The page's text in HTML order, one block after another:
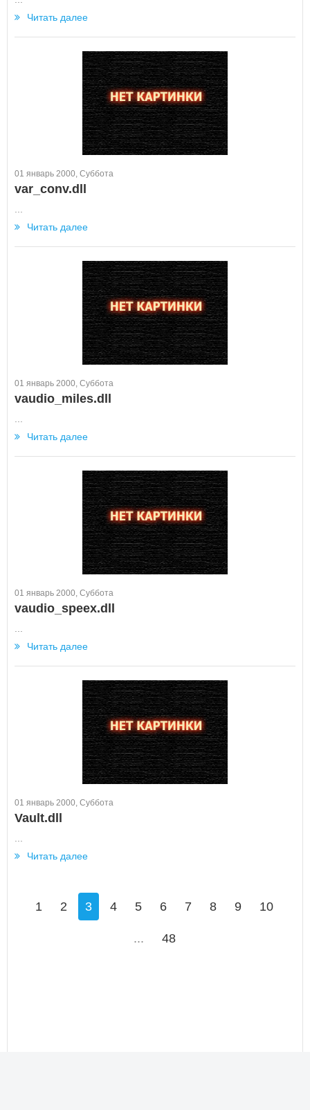
Читать далее
01 январь 2000, Суббота
var_conv.dll
Читать далее
01 январь 2000, Суббота
vaudio_miles.dll
Читать далее
01 январь 2000, Суббота
vaudio_speex.dll
Читать далее
01 январь 2000, Суббота
Vault.dll
Читать далее
1 2 3 4 5 6 7 8 9 10
... 48